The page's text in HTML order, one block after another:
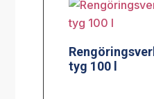
tyg 100 l